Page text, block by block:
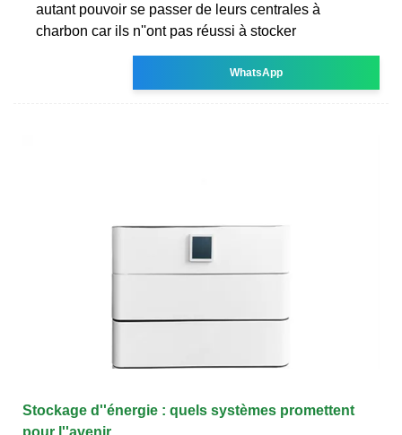
autant pouvoir se passer de leurs centrales à
charbon car ils n''ont pas réussi à stocker
WhatsApp
Stockage d''énergie : quels systèmes promettent
pour l''avenir